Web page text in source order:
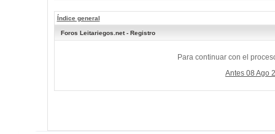
Índice general
Foros Leitariegos.net - Registro
Para continuar con el
Antes 08 Ago